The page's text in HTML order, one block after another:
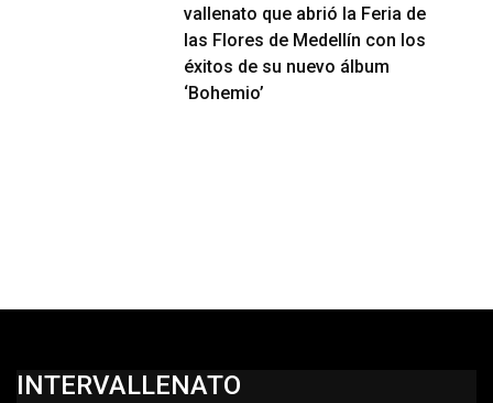
vallenato que abrió la Feria de
las Flores de Medellín con los
éxitos de su nuevo álbum
‘Bohemio’
INTERVALLENATO